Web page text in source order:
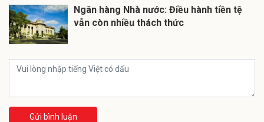
Ngân hàng Nhà nước: Điều hành tiền tệ
vẫn còn nhiều thách thức
Gửi bình luận